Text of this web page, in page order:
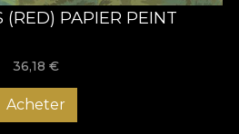
(RED) PAPIER PEINT
36,18 €
Acheter